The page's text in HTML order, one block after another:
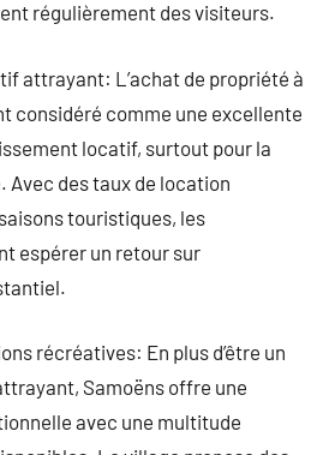
régulièrement des visiteurs.
attrayant: L’achat de propriété à
considéré comme une excellente
locatif, surtout pour la
Avec des taux de location
touristiques, les
espérer un retour sur
récréatives: En plus d’être un
Samoëns offre une
avec une multitude